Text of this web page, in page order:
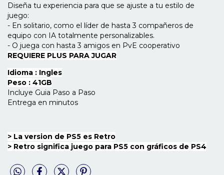
Diseña tu experiencia para que se ajuste a tu estilo de
juego:
- En solitario, como el líder de hasta 3 compañeros de
equipo con IA totalmente personalizables.
- O juega con hasta 3 amigos en PvE cooperativo
REQUIERE PLUS PARA JUGAR
Idioma : Ingles
Peso : 41GB
Incluye Guia Paso a Paso
Entrega en minutos
> La version de PS5 es Retro
> Retro significa juego para PS5 con gráficos de PS4